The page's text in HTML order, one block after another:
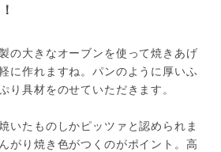
の大きなオーブンを使って焼きあげ
に作れますね。パンのように厚いふ
り具材をのせていただきます。
いたものしかピッツァと認められま
がり焼き色がつくのがポイント。高